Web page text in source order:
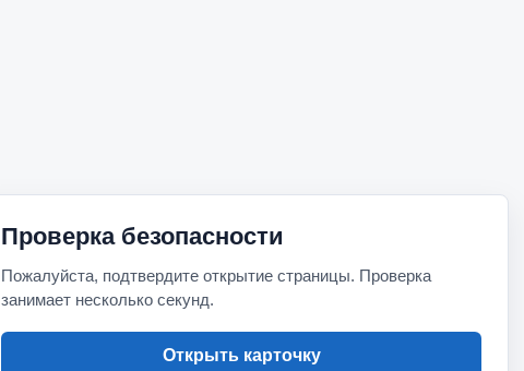
Проверка безопасности
Пожалуйста, подтвердите открытие страницы. Проверка
занимает несколько секунд.
Открыть карточку